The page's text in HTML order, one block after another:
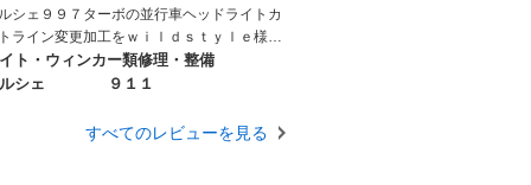
ドスタイルさんに車輌を持ち込み調整もし
きましたが とても親切に対応して下さり
に助かりました。ありがとうございまし
シェ９９７ターボの並行車ヘッドライトカ
ライン変更加工をｗｉｌｄｓｔｙｌｅ様に
工を依頼をいたしました。ロービームのカ
ラインを日本仕様に改善、その後こちらで
ができなくなるトラブル（ネジの回しす
ト・ウィンカー類修理・整備
シェ
９１１
すべてのレビューを見る